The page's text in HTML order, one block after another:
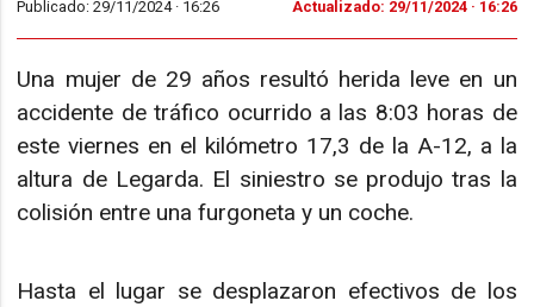
Publicado: 29/11/2024 · 16:26 Actualizado: 29/11/2024 · 16:26
Una mujer de 29 años resultó herida leve en un
accidente de tráfico ocurrido a las 8:03 horas de
este viernes en el kilómetro 17,3 de la A-12, a la
altura de Legarda. El siniestro se produjo tras la
colisión entre una furgoneta y un coche.
Hasta el lugar se desplazaron efectivos de los